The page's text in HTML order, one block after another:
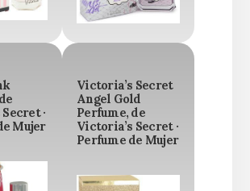
·
Mujer
Victoria’s Secret
Angel Gold
Perfume, de
Victoria’s Secret ·
Perfume de Mujer